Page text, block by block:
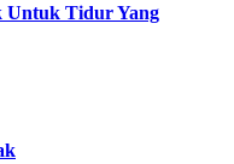
Untuk Tidur Yang